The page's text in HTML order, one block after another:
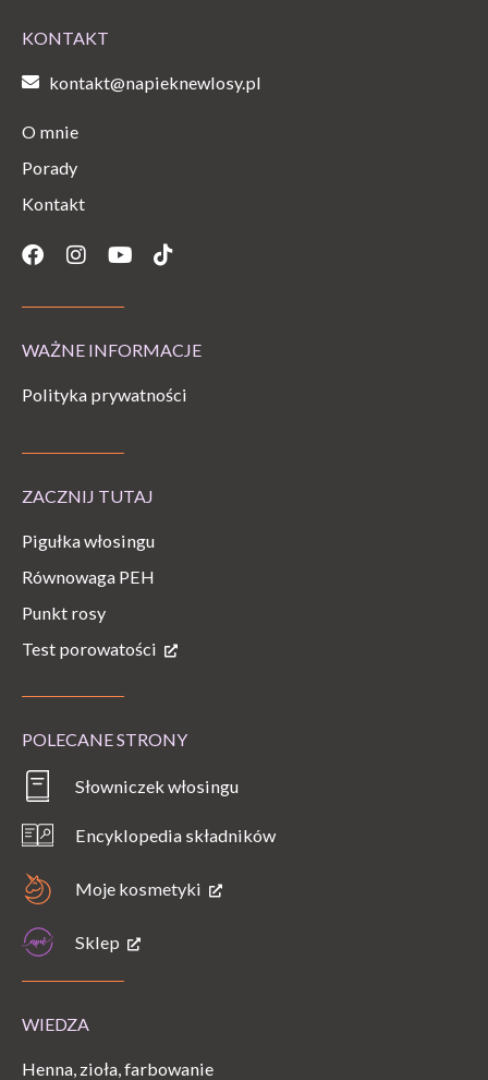
KONTAKT
kontakt@napieknewlosy.pl
O mnie
Porady
Kontakt
Facebook
Instagram
YoutubeTiktok
WAŻNE INFORMACJE
Polityka prywatności
ZACZNIJ TUTAJ
Pigułka włosingu
Równowaga PEH
Punkt rosy
Test porowatości
POLECANE STRONY
Słowniczek włosingu
Encyklopedia składników
Moje kosmetyki
Sklep
WIEDZA
Henna, zioła, farbowanie